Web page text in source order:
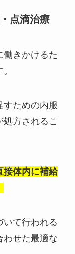
点滴治療
働きかけるた
すための内服
方されるこ
接体内に補給
いて行われる
わせた最適な